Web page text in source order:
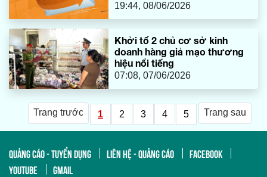
19:44, 08/06/2026
Khởi tố 2 chủ cơ sở kinh
doanh hàng giả mạo thương
hiệu nổi tiếng
07:08, 07/06/2026
Trang trước 1 2 3 4 5 Trang sau
QUẢNG CÁO - TUYỂN DỤNG LIÊN HỆ - QUẢNG CÁO
FACEBOOK
YOUTUBE
GMAIL